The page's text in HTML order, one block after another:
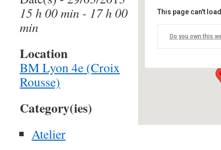
This page can't
Do you own this
15 h 00 min - 17 h 00
min
Location
BM Lyon 4e (Croix
Rousse)
Category(ies)
Atelier